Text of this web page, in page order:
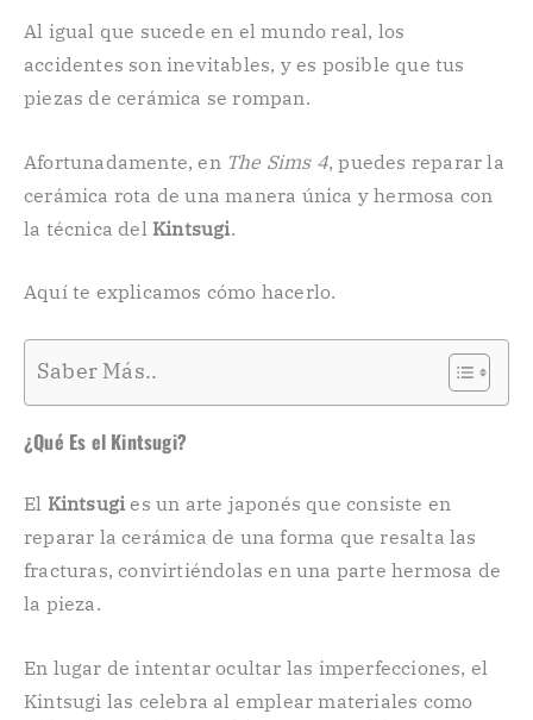
Al igual que sucede en el mundo real, los
accidentes son inevitables, y es posible que tus
piezas de cerámica se rompan.
Afortunadamente, en The Sims 4, puedes reparar la
cerámica rota de una manera única y hermosa con
la técnica del Kintsugi.
Aquí te explicamos cómo hacerlo.
Saber Más..
¿Qué Es el Kintsugi?
El Kintsugi es un arte japonés que consiste en
reparar la cerámica de una forma que resalta las
fracturas, convirtiéndolas en una parte hermosa de
la pieza.
En lugar de intentar ocultar las imperfecciones, el
Kintsugi las celebra al emplear materiales como